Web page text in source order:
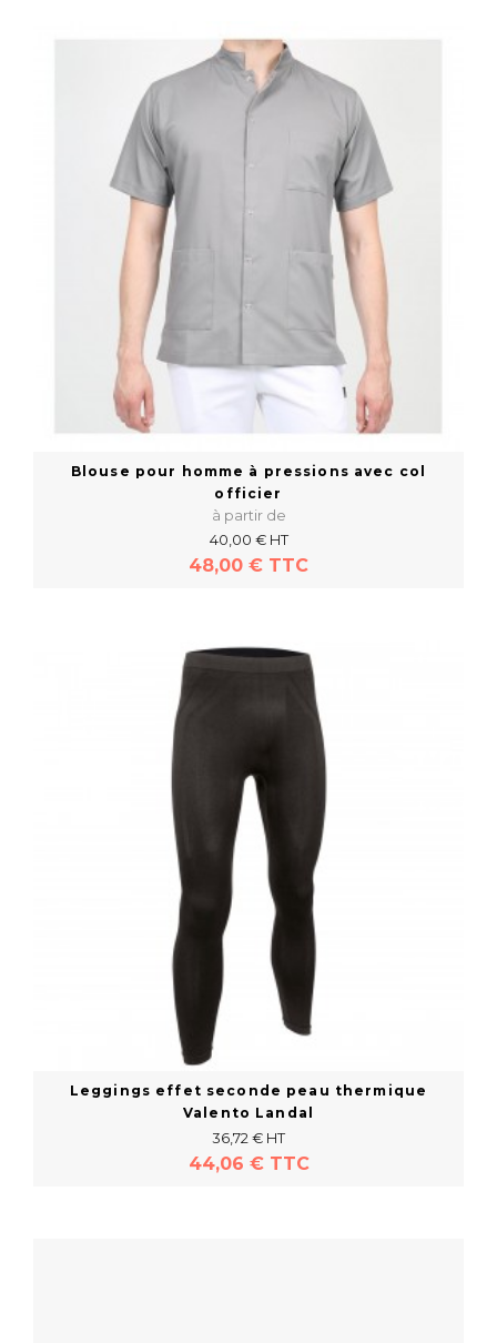
En savoir plus
En savoir plus
Blouse pour homme à pressions avec col
officier
à partir de
40,00 € HT
48,00 € TTC
Leggings effet seconde peau thermique
Valento Landal
36,72 € HT
44,06 € TTC